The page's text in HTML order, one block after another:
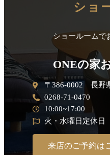
ショ
ショールームで
ONEの家
〒386-0002 長野
0268-71-0470
10:00~17:00
火・水曜日定休日
来店のご予約は